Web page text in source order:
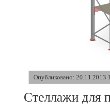
Опубликовано: 20.11.2013
Стеллажи для